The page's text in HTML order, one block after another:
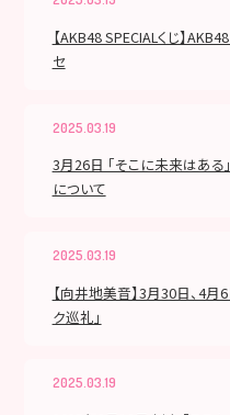
【AKB48 SPECIALくじ】
セ
2025.03.19
3月26日 「そこに未来はある
について
2025.03.19
【向井地美音】3月30日、4月
ク巡礼」
2025.03.19